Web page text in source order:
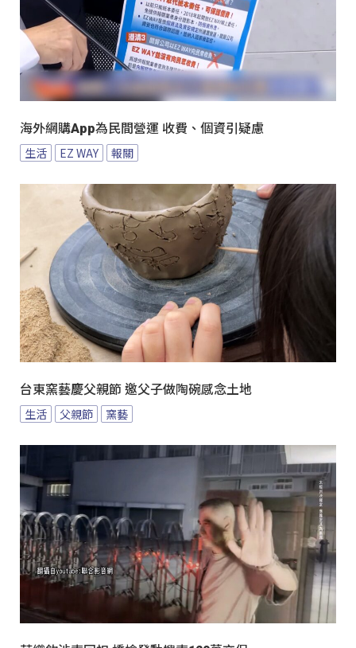
海外網購App為民間營運 收費、個資引疑慮
生活 EZ WAY 報關
台東窯藝慶父親節 邀父子做陶碗感念土地
生活 父親節 窯藝